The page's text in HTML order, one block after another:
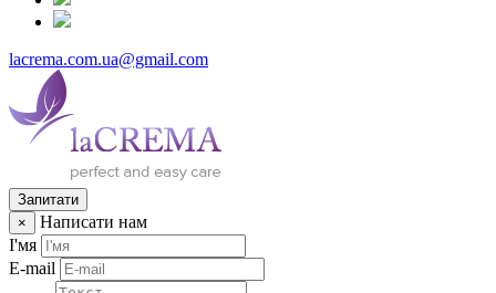
lacrema.com.ua@gmail.com
Запитати
×
Написати нам
І'мя
E-mail